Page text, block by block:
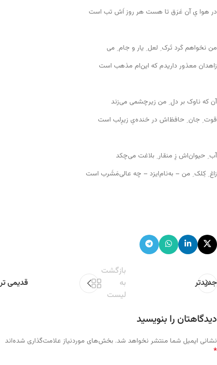
در هوا یِ آن عَرَق تا هست هر روز اَش تب است
من نخواهم کَرد تَرک ِ لعل ِ یار و جام ِ می
زاهدان معذور داریدم که این‌ام مذهب است
آن که ناوک بر دل ِ من زیر‌چشمی می‌زند
قوت ِ جان ِ حافظ‌اش در خنده‌یِ زیرِلب است
آب ِ حیوان‌اش زِ منقار ِ بلاغت می‌چکد
زاغ ِ کِلک ِ من – به‌نام‌ایزد – چه عالی‌مَشَرب است
جدیدتر
بازگشت
به
لیست
قدیمی تر
دیدگاهتان را بنویسید
نشانی ایمیل شما منتشر نخواهد شد. بخش‌های موردنیاز علامت‌گذاری شده‌اند
*